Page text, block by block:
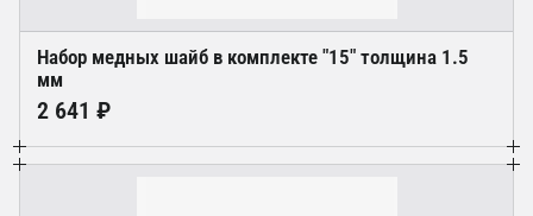
Набор медных шайб в комплекте "15" толщина 1.5
мм
2 641 ₽